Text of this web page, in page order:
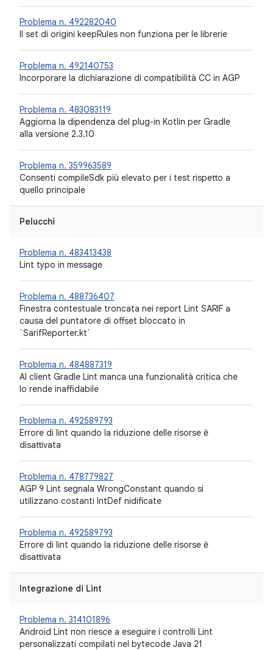
Problema n. 492282040
Il set di origini keepRules non funziona per le librerie
Problema n. 492140753
Incorporare la dichiarazione di compatibilità CC in AGP
Problema n. 483083119
Aggiorna la dipendenza del plug-in Kotlin per Gradle
alla versione 2.3.10
Problema n. 359963589
Consenti compileSdk più elevato per i test rispetto a
quello principale
Pelucchi
Problema n. 483413438
Lint typo in message
Problema n. 488736407
Finestra contestuale troncata nei report Lint SARIF a
causa del puntatore di offset bloccato in
`SarifReporter.kt`
Problema n. 484887319
Al client Gradle Lint manca una funzionalità critica che
lo rende inaffidabile
Problema n. 492589793
Errore di lint quando la riduzione delle risorse è
disattivata
Problema n. 478779827
AGP 9 Lint segnala WrongConstant quando si
utilizzano costanti IntDef nidificate
Problema n. 492589793
Errore di lint quando la riduzione delle risorse è
disattivata
Integrazione di Lint
Problema n. 314101896
Android Lint non riesce a eseguire i controlli Lint
personalizzati compilati nel bytecode Java 21